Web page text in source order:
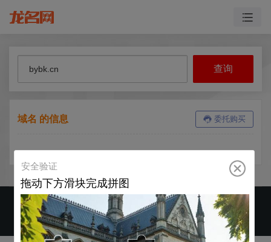
域名 的信息 委托购买
CopyRight ©2019-2026 运营商 郑州龙名网络科技有限公司 版权所有